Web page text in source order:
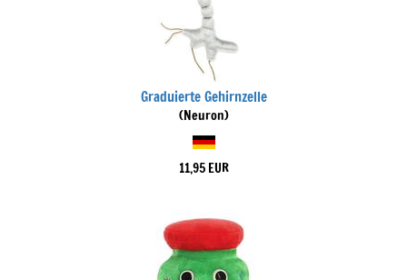
Graduierte Gehirnzelle
(Neuron)
11,95 EUR